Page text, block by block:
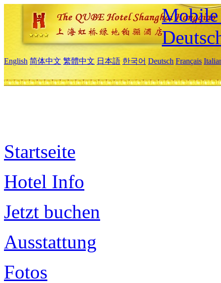
Mobile
English 简体中文 繁體中文 日本語 한국어 Deutsch Français
Startseite
Hotel Info
Jetzt buchen
Ausstattung
Fotos